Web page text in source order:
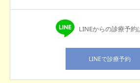
LINEからの診療予約
LINEで診療予約